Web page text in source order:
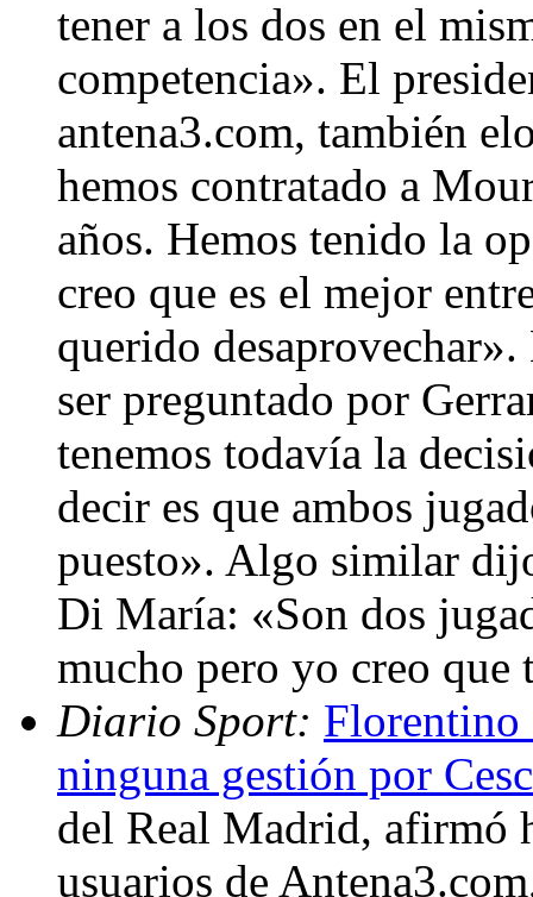
tener a los dos en el
competencia». El
antena3.com, también
hemos contratado a
años. Hemos tenido la
creo que es el mejor
querido
ser preguntado por
tenemos todavía la
decir es que ambos
puesto». Algo similar
Di María: «Son dos
mucho pero yo creo
Diario Sport: Florentino
ninguna gestión por
del Real Madrid, afirmó
usuarios de